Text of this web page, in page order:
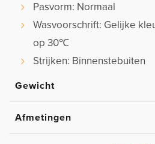
Pasvorm: Normaal
Wasvoorschrift: Gelijke
op 30℃
Strijken: Binnenstebuiten
Gewicht
Afmetingen